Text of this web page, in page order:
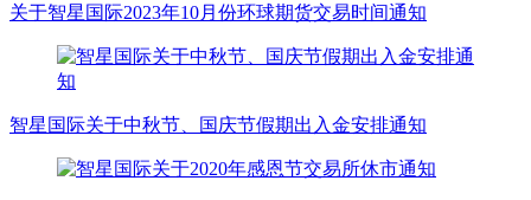
关于智星国际2023年10月份环球期货交易时间通知
智星国际关于中秋节、国庆节假期出入金安排通知